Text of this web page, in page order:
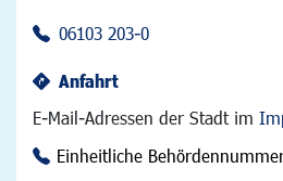
06103 203-0
Anfahrt
E-Mail-Adressen der Stadt im
Einheitliche